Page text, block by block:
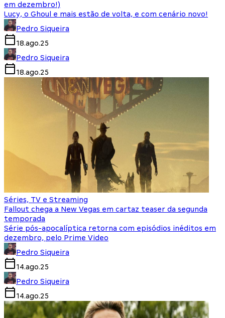
em dezembro!)
Lucy, o Ghoul e mais estão de volta, e com cenário novo!
Pedro Siqueira
18.ago.25
Pedro Siqueira
18.ago.25
Séries, TV e Streaming
Fallout chega a New Vegas em cartaz teaser da segunda
temporada
Série pós-apocalíptica retorna com episódios inéditos em
dezembro, pelo Prime Video
Pedro Siqueira
14.ago.25
Pedro Siqueira
14.ago.25